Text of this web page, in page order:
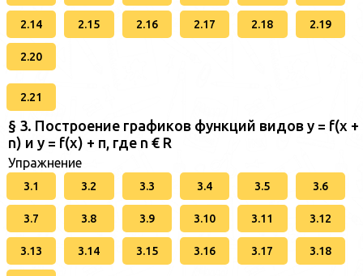
2.14 2.15 2.16 2.17 2.18 2.19
2.20
2.21
§ 3. Построение графиков функций видов у = f(x +
n) и у = f(x) + п, где n € R
Упражнение
3.1 3.2 3.3 3.4 3.5 3.6
3.7 3.8 3.9 3.10 3.11 3.12
3.13 3.14 3.15 3.16 3.17 3.18